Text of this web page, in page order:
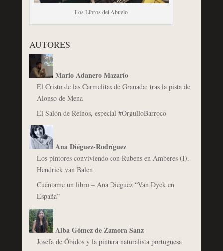
Los Libros del Abuelo
AUTORES
Mario Adanero Mazarío
El Cristo de las Carmelitas de Granada: tras la pista de
Alonso de Mena
El Salón de Reinos, especial #OrgulloBarroco
Ana Diéguez-Rodríguez
Los pintores conviviendo con Rubens en Amberes (I).
Hendrick van Balen
Cuéntame un libro – Ana Diéguez “Van Dyck en
España”
Alba Gómez de Zamora Sanz
Josefa de Óbidos y la pintura naturalista portuguesa